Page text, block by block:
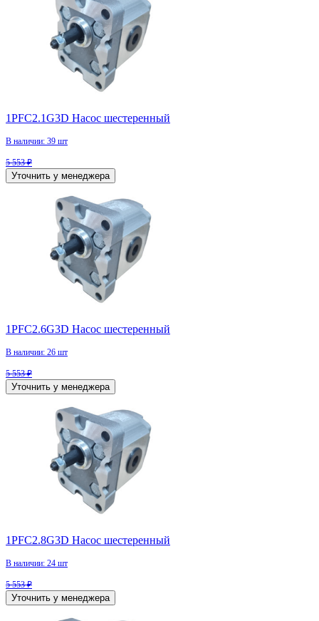
1PFC2.1G3D Насос шестеренный
В наличии: 39 шт
5 553 ₽
Уточнить у менеджера
1PFC2.6G3D Насос шестеренный
В наличии: 26 шт
5 553 ₽
Уточнить у менеджера
1PFC2.8G3D Насос шестеренный
В наличии: 24 шт
5 553 ₽
Уточнить у менеджера